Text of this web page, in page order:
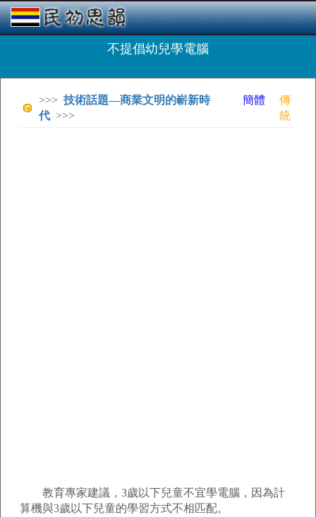
不提倡幼兒學電腦
>>> 技術話題—商業文明的嶄新時
代 >>>
簡體
傳
統
教育專家建議，3歲以下兒童不宜學電腦，因為計
算機與3歲以下兒童的學習方式不相匹配。